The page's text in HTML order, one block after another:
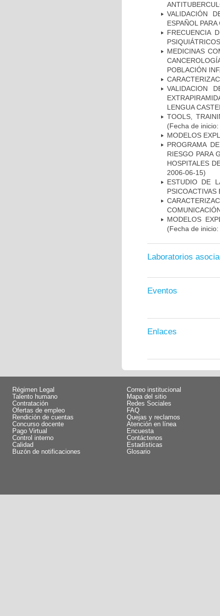
VALIDACIÓN
ESPAÑOL
FRECUENCIA
MEDICINAS
POBLACIÓN
VALIDACION
LENGUA
TOOLS,
(Fecha de
MODELOS
PROGRAMA
RIESGO PARA
HOSPITALES
2006-06-15)
ESTUDIO DE
PSICOACTIVAS
MODELOS
(Fecha de
Laboratorios
Eventos
Enlaces
Régimen Legal
Talento humano
Contratación
Ofertas de empleo
Rendición de cuentas
Concurso docente
Pago Virtual
Control interno
Calidad
Buzón de notificaciones
Correo institucional
Mapa del sitio
Redes Sociales
FAQ
Quejas y reclamos
Atención en línea
Encuesta
Contáctenos
Estadísticas
Glosario